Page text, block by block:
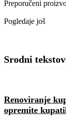
Preporučeni
Pogledaje još
Srodni
Renoviranje
opremite